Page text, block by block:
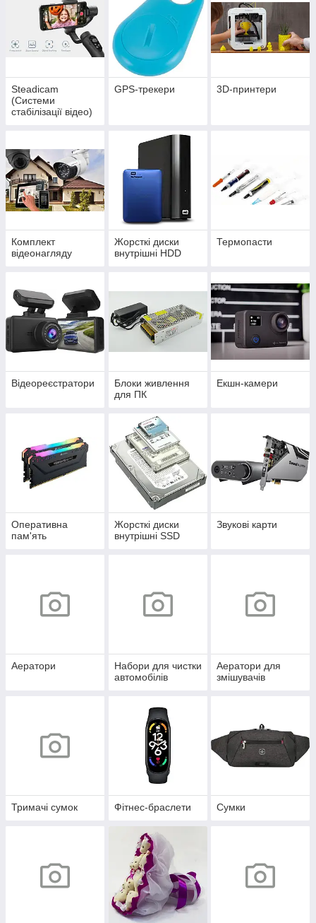
Steadicam
(Системи
стабілізації відео)
GPS-трекери 3D-принтери
Комплект
відеонагляду
Жорсткі диски
внутрішні HDD
Термопасти
Відеореєстратори
Блоки живлення
для ПК
Екшн-камери
Оперативна
пам'ять
Жорсткі диски
внутрішні SSD
Звукові карти
Аератори
Набори для чистки
автомобілів
Аератори для
змішувачів
Тримачі сумок Фітнес-браслети Сумки